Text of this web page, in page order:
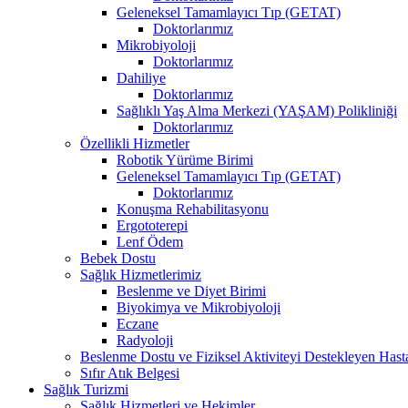
Geleneksel Tamamlayıcı Tıp (GETAT)
Doktorlarımız
Mikrobiyoloji
Doktorlarımız
Dahiliye
Doktorlarımız
Sağlıklı Yaş Alma Merkezi (YAŞAM) Polikliniği
Doktorlarımız
Özellikli Hizmetler
Robotik Yürüme Birimi
Geleneksel Tamamlayıcı Tıp (GETAT)
Doktorlarımız
Konuşma Rehabilitasyonu
Ergototerepi
Lenf Ödem
Bebek Dostu
Sağlık Hizmetlerimiz
Beslenme ve Diyet Birimi
Biyokimya ve Mikrobiyoloji
Eczane
Radyoloji
Beslenme Dostu ve Fiziksel Aktiviteyi Destekleyen
Sıfır Atık Belgesi
Sağlık Turizmi